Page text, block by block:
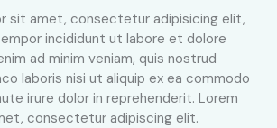
sit amet, consectetur adipisicing elit,
incididunt ut labore et dolore
ad minim veniam, quis nostrud
laboris nisi ut aliquip ex ea commodo
irure dolor in reprehenderit. Lorem
consectetur adipiscing elit.